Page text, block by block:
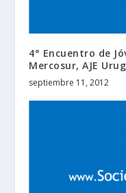
4° Encuentro de
Mercosur, AJE
septiembre 11, 2012